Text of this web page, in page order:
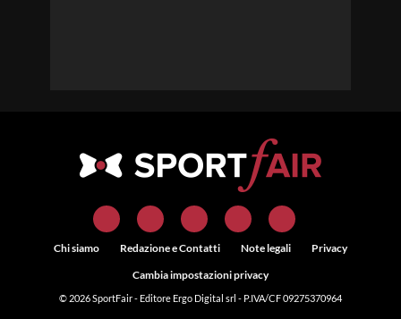
Chi siamo Redazione e Contatti Note legali
Privacy
Cambia impostazioni privacy
© 2026SportFair- Editore Ergo Digital srl - P.IVA/CF 09275370964